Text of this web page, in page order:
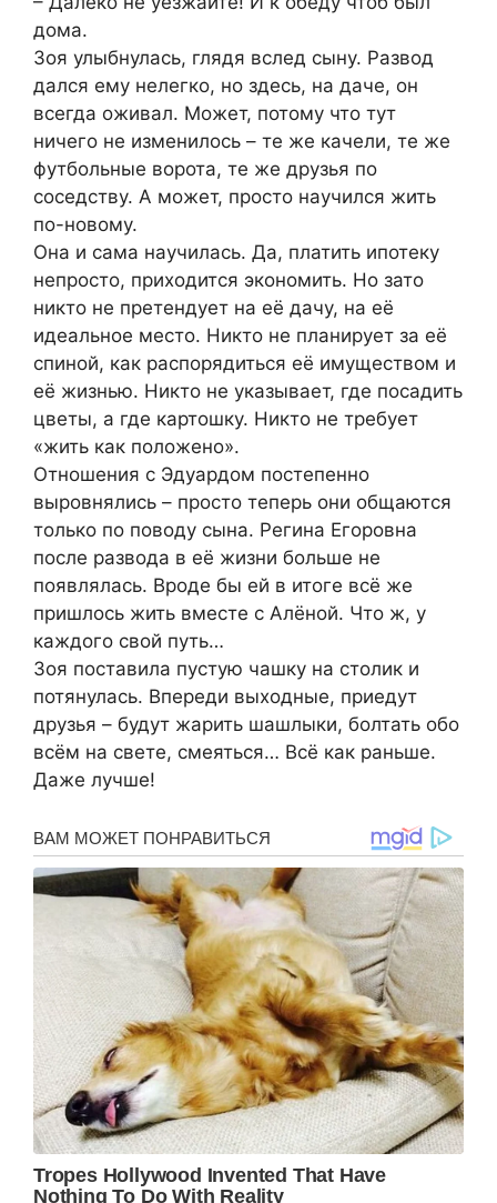
дома.
Зоя улыбнулась, глядя вслед сыну. Развод
дался ему нелегко, но здесь, на даче, он
всегда оживал. Может, потому что тут
ничего не изменилось – те же качели, те же
футбольные ворота, те же друзья по
соседству. А может, просто научился жить
по-новому.
Она и сама научилась. Да, платить ипотеку
непросто, приходится экономить. Но зато
никто не претендует на её дачу, на её
идеальное место. Никто не планирует за её
спиной, как распорядиться её имуществом и
её жизнью. Никто не указывает, где посадить
цветы, а где картошку. Никто не требует
«жить как положено».
Отношения с Эдуардом постепенно
выровнялись – просто теперь они общаются
только по поводу сына. Регина Егоровна
после развода в её жизни больше не
появлялась. Вроде бы ей в итоге всё же
пришлось жить вместе с Алёной. Что ж, у
каждого свой путь…
Зоя поставила пустую чашку на столик и
потянулась. Впереди выходные, приедут
друзья – будут жарить шашлыки, болтать обо
всём на свете, смеяться… Всё как раньше.
Даже лучше!